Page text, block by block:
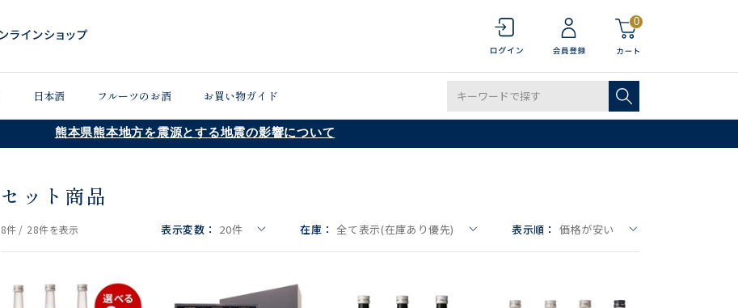
0
日本酒 フルーツのお酒 お買い物ガイド
熊本県熊本地方を震源とする地震の影響について
セット商品
8件 / 28件を表示 表示変数： 20件 在庫： 全て表示(在庫あり優先) 表示順： 価格が安い